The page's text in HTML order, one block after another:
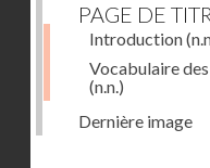
PAGE DE
Introduction
Vocabulaire
(n.n.)
Dernière image